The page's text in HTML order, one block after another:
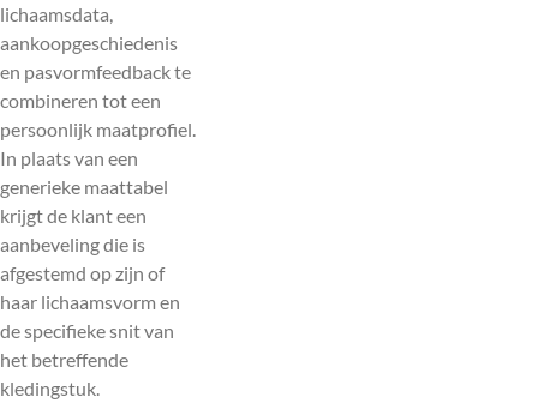
lichaamsdata,
aankoopgeschiedenis
en pasvormfeedback te
combineren tot een
persoonlijk maatprofiel.
In plaats van een
generieke maattabel
krijgt de klant een
aanbeveling die is
afgestemd op zijn of
haar lichaamsvorm en
de specifieke snit van
het betreffende
kledingstuk.